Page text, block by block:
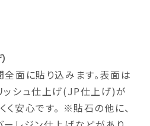
面に貼り込みます。表面は
ッシュ仕上げ(JP仕上げ)が
く安心です。 ※貼石の他に、